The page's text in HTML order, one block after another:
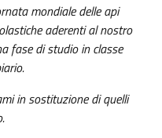
mondiale delle api
aderenti al nostro
fase di studio in classe
in sostituzione di quelli